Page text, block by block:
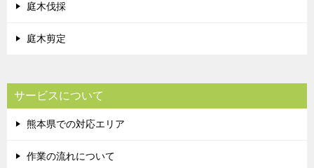
庭木伐採
庭木剪定
サービスについて
熊本県での対応エリア
作業の流れについて